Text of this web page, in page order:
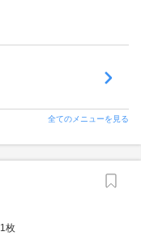
全てのメニューを見る
1枚